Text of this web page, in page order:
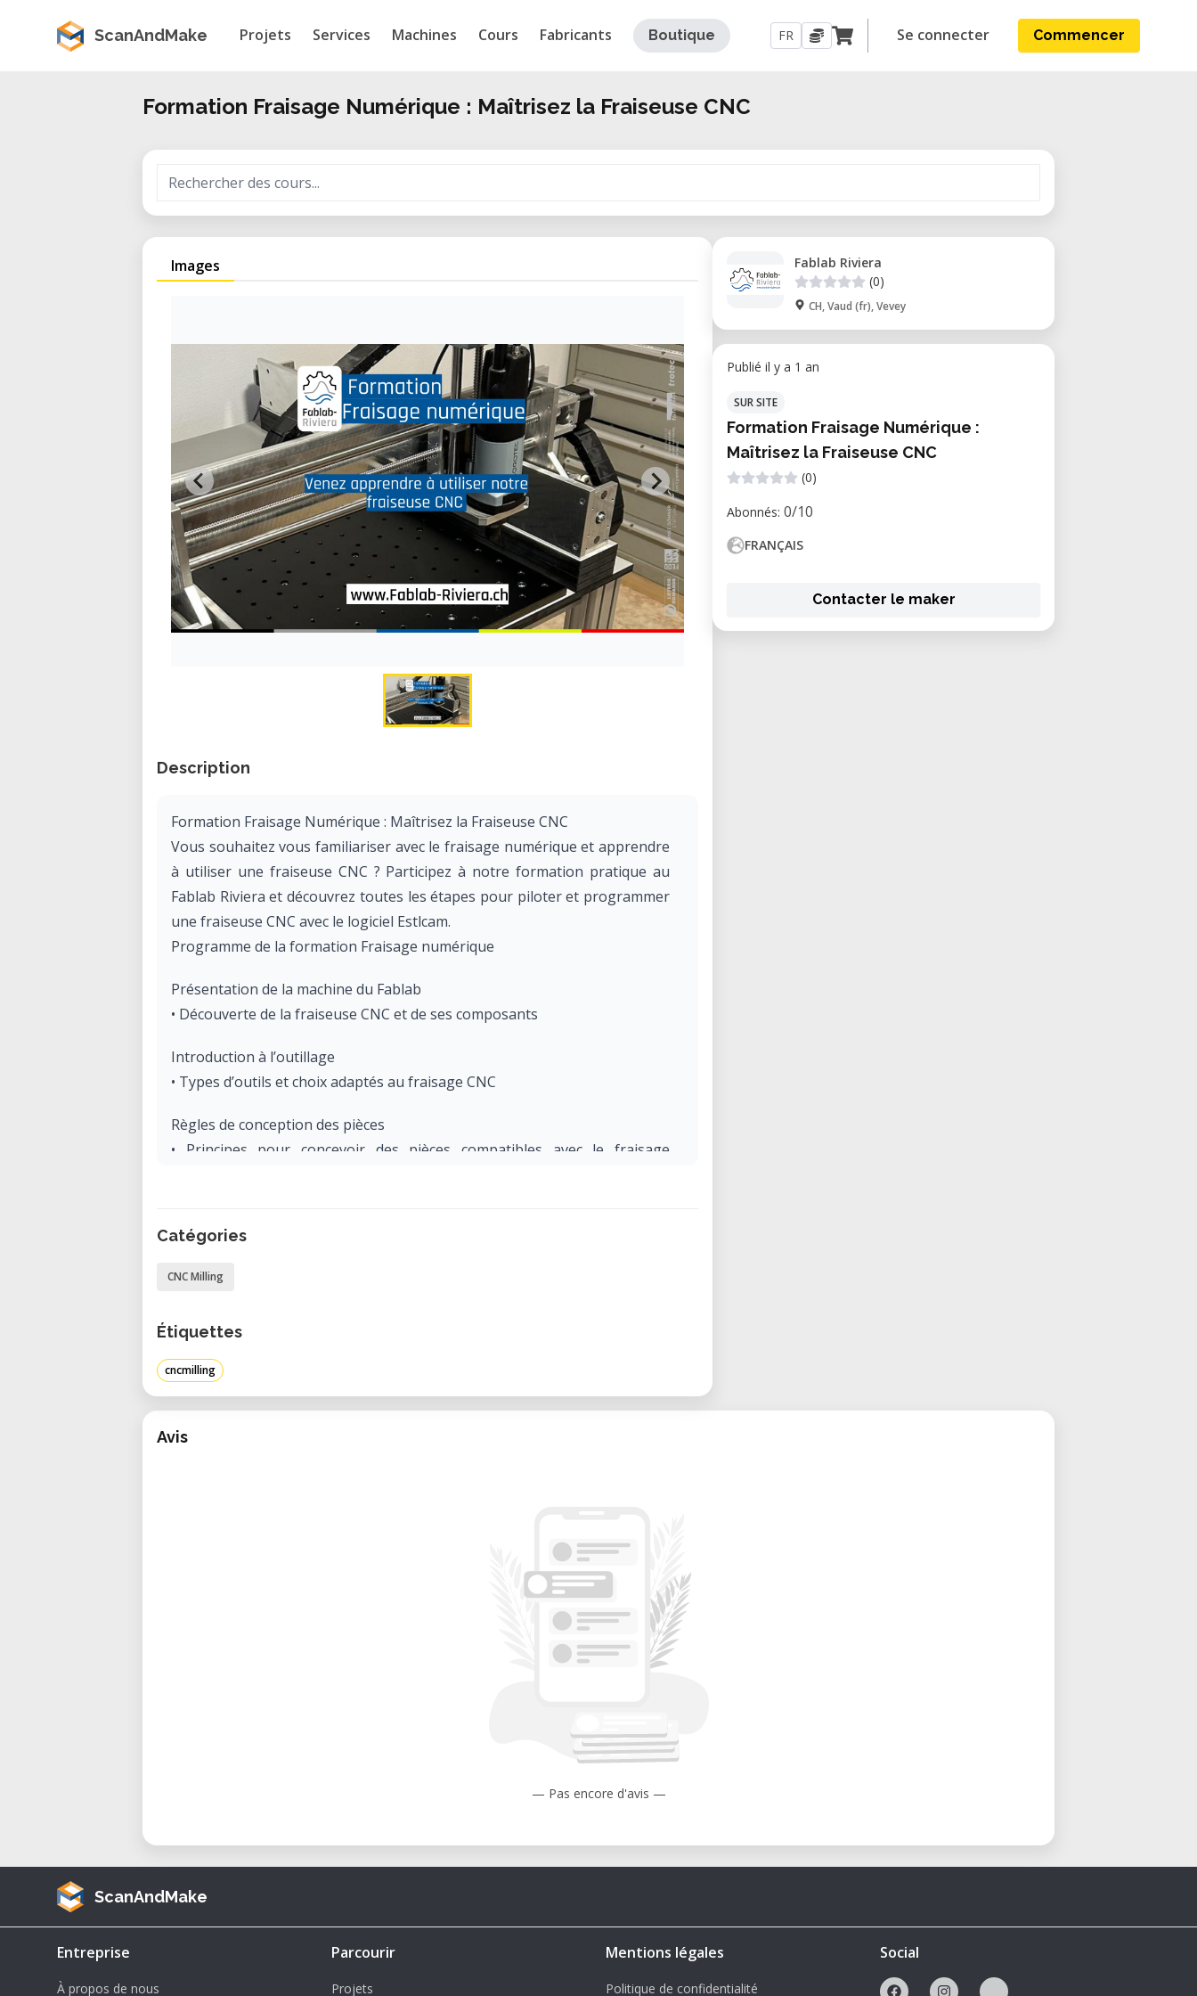
ScanAndMake Projets Services Machines Cours Fabricants Boutique FR Se connecter Commencer
Formation Fraisage Numérique : Maîtrisez la Fraiseuse CNC
Images
Description
Formation Fraisage Numérique : Maîtrisez la Fraiseuse CNC
Vous souhaitez vous familiariser avec le fraisage numérique et apprendre
à utiliser une fraiseuse CNC ? Participez à notre formation pratique au
Fablab Riviera et découvrez toutes les étapes pour piloter et programmer
une fraiseuse CNC avec le logiciel Estlcam.
Programme de la formation Fraisage numérique
Présentation de la machine du Fablab
• Découverte de la fraiseuse CNC et de ses composants
Introduction à l’outillage
• Types d’outils et choix adaptés au fraisage CNC
Règles de conception des pièces
• Principes pour concevoir des pièces compatibles avec le fraisage
• Pilotage de la machine en temps réel
Utilisation du logiciel Estlcam CAM
• Lieu : Fablab Riviera
• Participants : Maximum 10 personnes pour un suivi personnalisé
• Prérequis : Aucun, formation accessible aux débutants
Le groupe est limité à 10 participants pour garantir un accompagnement
Mots-clés ciblés : formation fraisage numérique, formation fraiseuse CNC,
CNC, fraisage CNC débutant, Fablab Riviera.
Catégories
CNC Milling
Étiquettes
cncmilling
Fablab Riviera
(0)
CH, Vaud (fr), Vevey
Publié il y a 1 an
SUR SITE
Formation Fraisage Numérique :
Maîtrisez la Fraiseuse CNC
(0)
Abonnés: 0/10
FRANÇAIS
Contacter le maker
Avis
— Pas encore d'avis —
ScanAndMake
Entreprise
À propos de nous
Parcourir
Projets
Mentions légales
Politique de confidentialité
Social